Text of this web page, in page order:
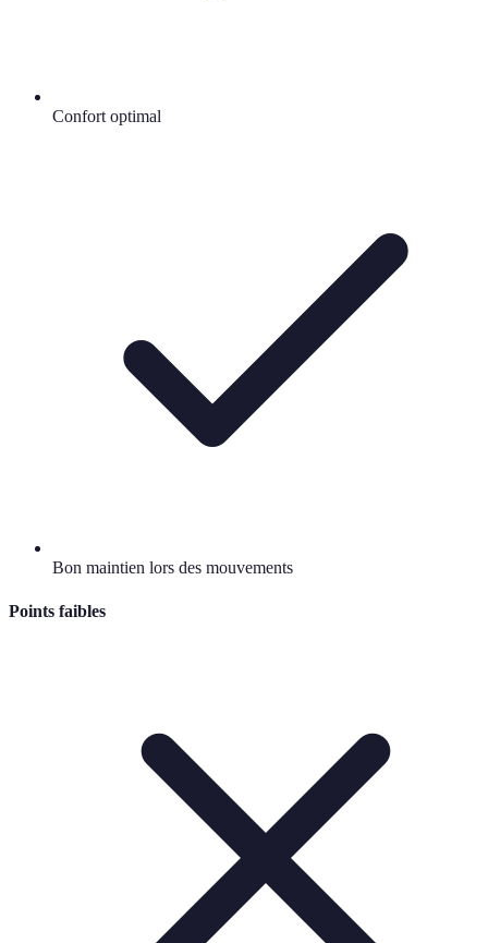
Confort optimal
Bon maintien lors des mouvements
Points faibles